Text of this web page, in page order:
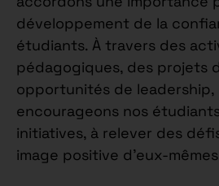
développement de la
étudiants. À travers des
pédagogiques, des projets
opportunités de leadership,
encourageons nos
initiatives, à relever des
image positive d’eux-